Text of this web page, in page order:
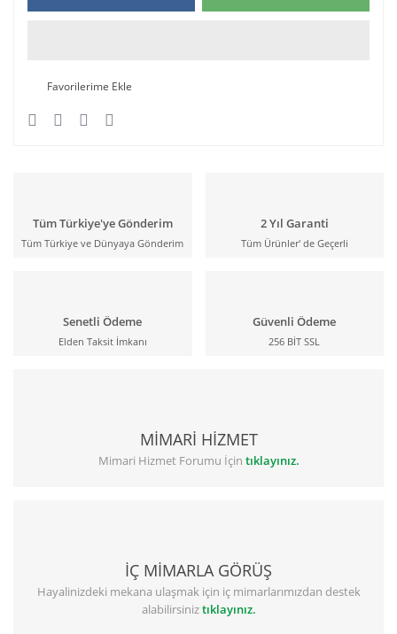
Tüm Türkiye'ye Gönderim
Tüm Türkiye ve Dünyaya Gönderim
2 Yıl Garanti
Tüm Ürünler' de Geçerli
Senetli Ödeme
Elden Taksit İmkanı
Güvenli Ödeme
256 BİT SSL
MİMARİ HİZMET
Mimari Hizmet Forumu İçin tıklayınız.
İÇ MİMARLA GÖRÜŞ
Hayalinizdeki mekana ulaşmak için iç mimarlarımızdan destek
alabilirsiniztıklayınız.